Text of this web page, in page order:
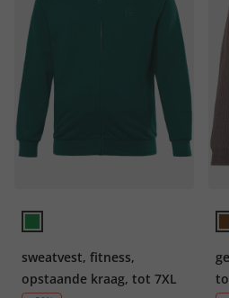
sweatvest, fitness,
opstaande kraag, tot 7XL